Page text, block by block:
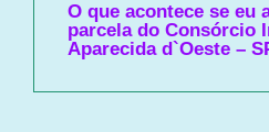
O que acontece se eu
parcela do Consórcio
Aparecida d`Oeste –